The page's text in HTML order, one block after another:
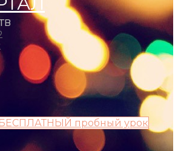
пробный урок